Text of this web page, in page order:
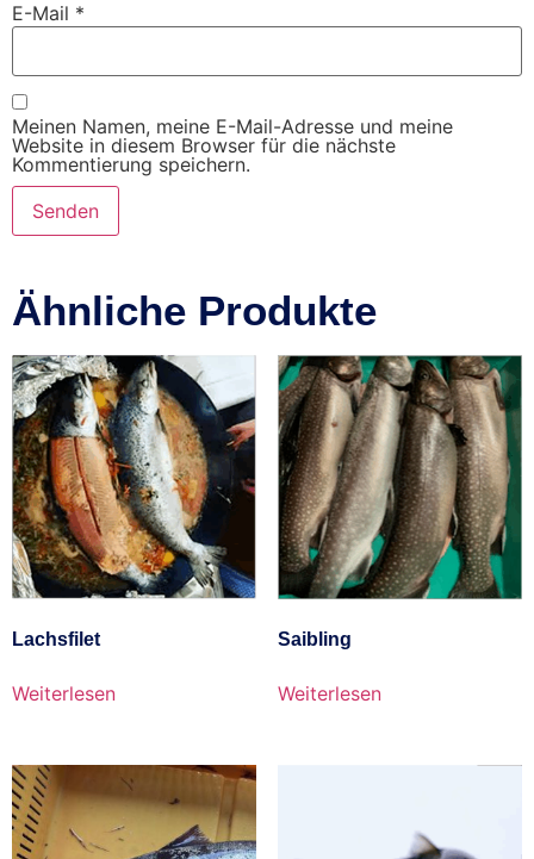
E-Mail *
Meinen Namen, meine E-Mail-Adresse und meine
Website in diesem Browser für die nächste
Kommentierung speichern.
Ähnliche Produkte
Lachsfilet
Weiterlesen
Saibling
Weiterlesen